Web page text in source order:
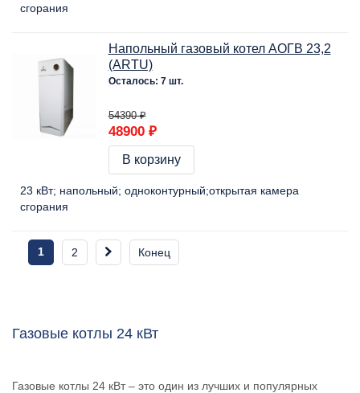
сгорания
Напольный газовый котел АОГВ 23,2
(ARTU)
Осталось: 7 шт.
54390 ₽
48900 ₽
В корзину
23 кВт напольный одноконтурный открытая камера
сгорания
1 2 Конец
Газовые котлы 24 кВт
Газовые котлы 24 кВт – это один из лучших и популярных